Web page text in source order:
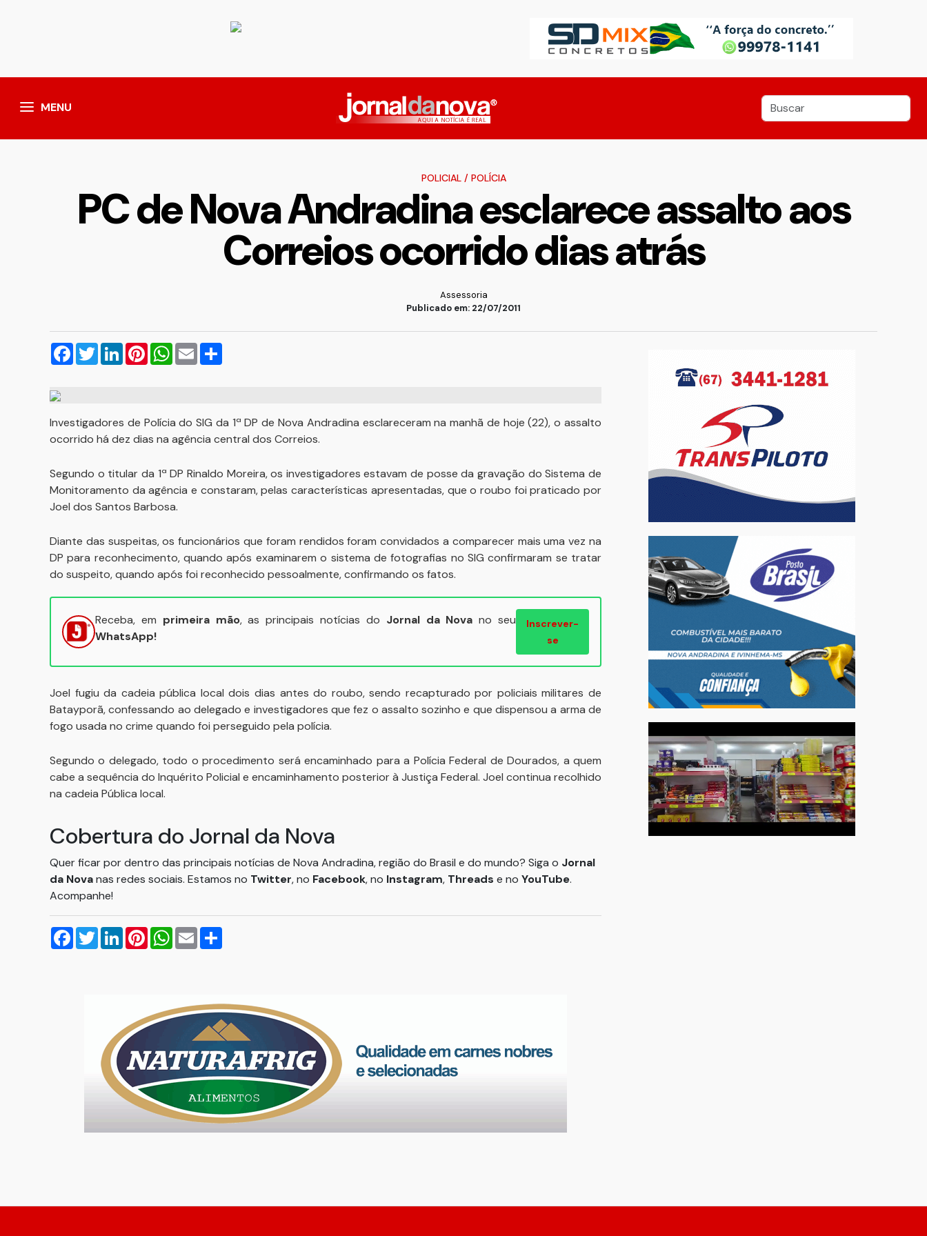
MENU
POLICIAL/ POLÍCIA
PC de Nova Andradina esclarece assalto aos
Correios ocorrido dias atrás
Assessoria
Publicado em: 22/07/2011
Facebook
TwitterLinkedInPinterestWhatsApp
Email
Investigadores de Polícia do SIG da 1ª DP de Nova Andradina esclareceram na manhã de hoje (22), o assalto
ocorrido há dez dias na agência central dos Correios.
Segundo o titular da 1ª DP Rinaldo Moreira, os investigadores estavam de posse da gravação do Sistema de
Monitoramento da agência e constaram, pelas características apresentadas, que o roubo foi praticado por
Joel dos Santos Barbosa.
Diante das suspeitas, os funcionários que foram rendidos foram convidados a comparecer mais uma vez na
DP para reconhecimento, quando após examinarem o sistema de fotografias no SIG confirmaram se tratar
do suspeito, quando após foi reconhecido pessoalmente, confirmando os fatos.
Receba, em primeira mão, as principais notícias do Jornal da Nova no seu
WhatsApp!
Inscrever-
se
Joel fugiu da cadeia pública local dois dias antes do roubo, sendo recapturado por policiais militares de
Batayporã, confessando ao delegado e investigadores que fez o assalto sozinho e que dispensou a arma de
fogo usada no crime quando foi perseguido pela polícia.
Segundo o delegado, todo o procedimento será encaminhado para a Polícia Federal de Dourados, a quem
cabe a sequência do Inquérito Policial e encaminhamento posterior à Justiça Federal. Joel continua recolhido
na cadeia Pública local.
Cobertura do Jornal da Nova
Quer ficar por dentro das principais notícias de Nova Andradina, região do Brasil e do mundo? Siga o Jornal
da Novanas redes sociais. Estamos no Twitter, no Facebook, no Instagram, Threads e no YouTube.
Acompanhe!
Facebook
TwitterLinkedInPinterestWhatsApp
Email